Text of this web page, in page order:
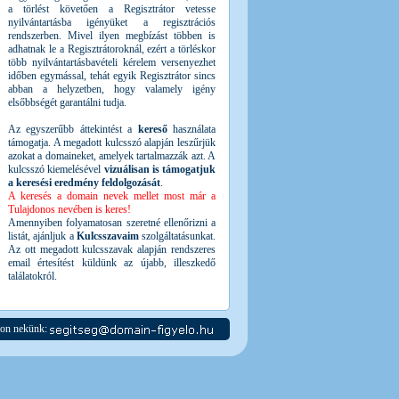
a törlést követően a Regisztrátor vetesse
nyilvántartásba igényüket a regisztrációs
rendszerben. Mivel ilyen megbízást többen is
adhatnak le a Regisztrátoroknál, ezért a törléskor
több nyilvántartásbavételi kérelem versenyezhet
időben egymással, tehát egyik Regisztrátor sincs
abban a helyzetben, hogy valamely igény
elsőbbségét garantálni tudja.
Az egyszerűbb áttekintést a keresőhasználata
támogatja. A megadott kulcsszó alapján leszűrjük
azokat a domaineket, amelyek tartalmazzák azt. A
kulcsszó kiemelésével vizuálisan is támogatjuk
a keresési eredmény feldolgozását.
A keresés a domain nevek mellet most már a
Tulajdonos nevében is keres!
Amennyiben folyamatosan szeretné ellenőrizni a
listát, ajánljuk a Kulcsszavaimszolgáltatásunkat.
Az ott megadott kulcsszavak alapján rendszeres
email értesítést küldünk az újabb, illeszkedő
találatokról.
nekünk: